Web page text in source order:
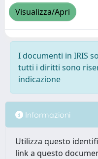
Visualizza/Apri
I documenti in IRIS
tutti i diritti sono
indicazione
Informazioni
Utilizza questo
link a questo